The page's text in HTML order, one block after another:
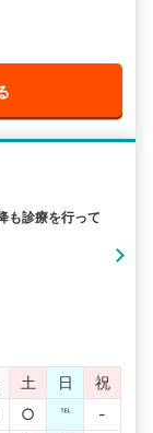
も診療を行って
土 日
祝
○ ℡
-